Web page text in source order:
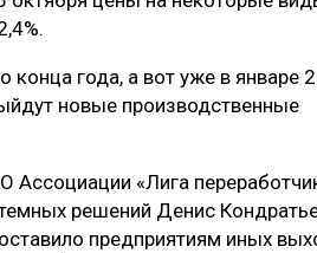
конца года, а вот уже в январе
новые производственные
Ассоциации «Лига
решений Денис
предприятиям иных